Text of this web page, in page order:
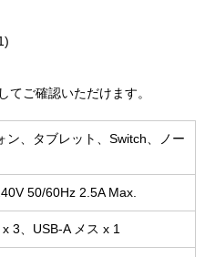
てご確認いただけます。
ン、タブレット、Switch、ノー
50/60Hz 2.5A Max.
3、USB-A メス x 1